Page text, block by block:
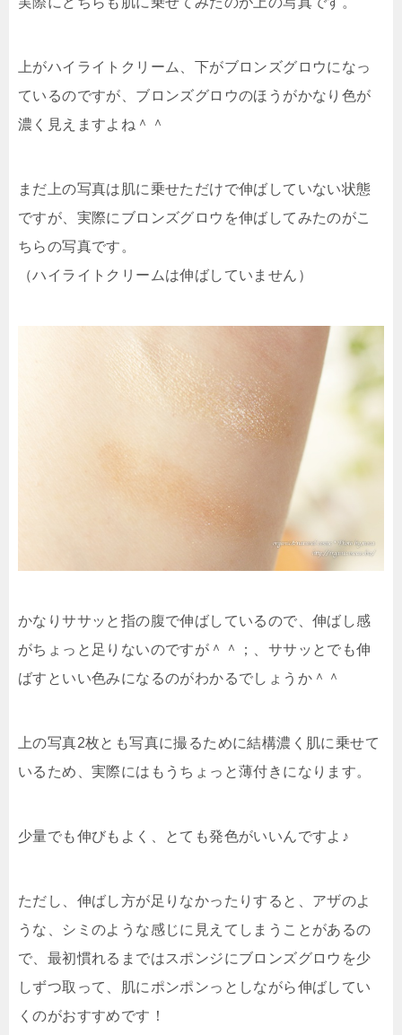
上がハイライトクリーム、下がブロンズグロウになっ
ているのですが、ブロンズグロウのほうがかなり色が
濃く見えますよね＾＾
まだ上の写真は肌に乗せただけで伸ばしていない状態
ですが、実際にブロンズグロウを伸ばしてみたのがこ
ちらの写真です。
（ハイライトクリームは伸ばしていません）
かなりササッと指の腹で伸ばしているので、伸ばし感
がちょっと足りないのですが＾＾；、ササッとでも伸
ばすといい色みになるのがわかるでしょうか＾＾
上の写真2枚とも写真に撮るために結構濃く肌に乗せて
いるため、実際にはもうちょっと薄付きになります。
少量でも伸びもよく、とても発色がいいんですよ♪
ただし、 伸ばし方が足りなかったりすると、アザのよ
うな、シミのような感じに見えてしまう ことがあるの
で、最初慣れるまではスポンジにブロンズグロウを少
しずつ取って、肌にポンポンっとしながら伸ばしてい
くのがおすすめです！